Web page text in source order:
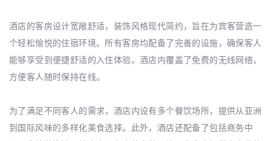
酒店的客房设计宽敞舒适，装饰风格现代简约，旨在为宾客营造一
个轻松愉悦的住宿环境。所有客房均配备了完善的设施，确保客人
能够享受到便捷舒适的入住体验。酒店内覆盖了免费的无线网络，
方便客人随时保持在线。
为了满足不同客人的需求，酒店内设有多个餐饮场所，提供从亚洲
到国际风味的多样化美食选择。此外，酒店还配备了包括商务中